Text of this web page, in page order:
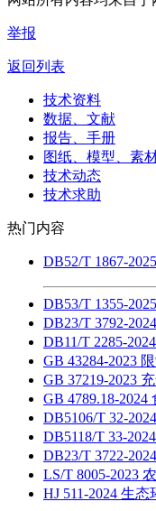
举报
返回列表
技术资料
数据、文献
报告、手册
图纸、模型、素
技术动态
技术求助
热门内容
DB52/T 1867-
DB53/T 1355-
DB23/T 3792-
DB11/T 2285-
GB 43284-2023
GB 37219-2023
GB 4789.18-
DB5106/T 32-
DB5118/T 33-
DB23/T 3722-
LS/T 8005-2023
HJ 511-2024 生